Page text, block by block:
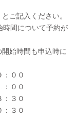
ご記入ください。
時間について予約が
始時間も申込時に
００
０
３０
０